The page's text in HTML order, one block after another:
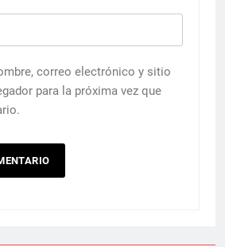
correo electrónico y sitio
para la próxima vez que